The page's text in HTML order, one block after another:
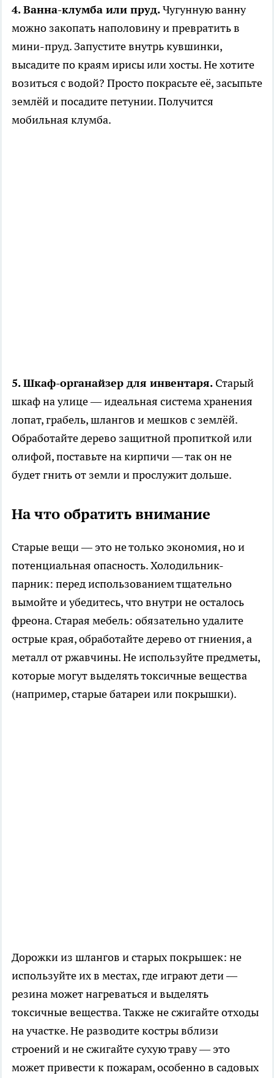
4. Ванна-клумба или пруд.Чугунную ванну
можно закопать наполовину и превратить в
мини-пруд. Запустите внутрь кувшинки,
высадите по краям ирисы или хосты. Не хотите
возиться с водой? Просто покрасьте её, засыпьте
землёй и посадите петунии. Получится
мобильная клумба.
5. Шкаф-органайзер для инвентаря. Старый
шкаф на улице — идеальная система хранения
лопат, грабель, шлангов и мешков с землёй.
Обработайте дерево защитной пропиткой или
олифой, поставьте на кирпичи — так он не
будет гнить от земли и прослужит дольше.
На что обратить внимание
Старые вещи — это не только экономия, но и
потенциальная опасность. Холодильник-
парник: перед использованием тщательно
вымойте и убедитесь, что внутри не осталось
фреона. Старая мебель: обязательно удалите
острые края, обработайте дерево от гниения, а
металл от ржавчины. Не используйте предметы,
которые могут выделять токсичные вещества
(например, старые батареи или покрышки).
Дорожки из шлангов и старых покрышек: не
используйте их в местах, где играют дети —
резина может нагреваться и выделять
токсичные вещества. Также не сжигайте отходы
на участке. Не разводите костры вблизи
строений и не сжигайте сухую траву — это
может привести к пожарам, особенно в садовых